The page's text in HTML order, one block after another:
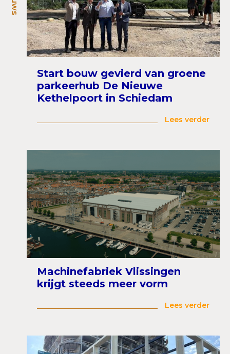
Start bouw gevierd van groene
parkeerhub De Nieuwe
Kethelpoort in Schiedam
Lees verder
Machinefabriek Vlissingen
krijgt steeds meer vorm
Lees verder